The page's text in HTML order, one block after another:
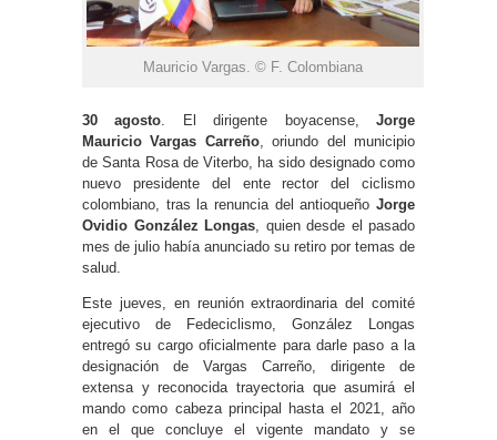
Mauricio Vargas. © F. Colombiana
30 agosto. El dirigente boyacense,Jorge
Mauricio Vargas Carreño, oriundo del municipio
de Santa Rosa de Viterbo, ha sido designado como
nuevo presidente del ente rector del ciclismo
colombiano, tras la renuncia del antioqueño Jorge
Ovidio González Longas, quien desde el pasado
mes de julio había anunciado su retiro por temas de
salud.
Este jueves, en reunión extraordinaria del comité
ejecutivo de Fedeciclismo, González Longas
entregó su cargo oficialmente para darle paso a la
designación de Vargas Carreño, dirigente de
extensa y reconocida trayectoria que asumirá el
mando como cabeza principal hasta el 2021, año
en el que concluye el vigente mandato y se